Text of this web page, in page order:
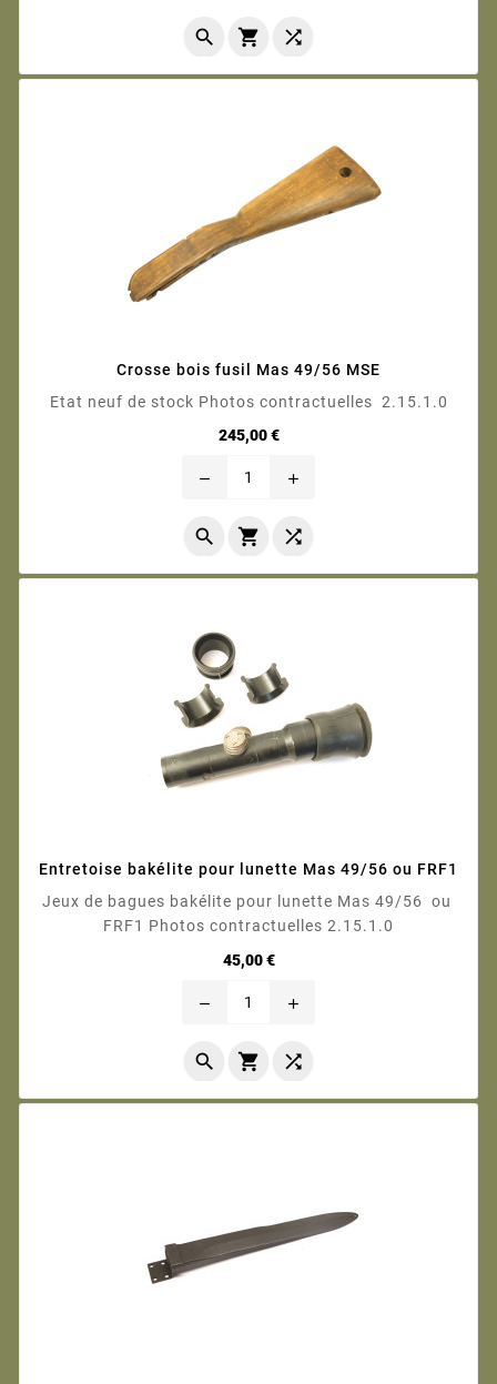
  
Crosse bois fusil Mas 49/56 MSE
Etat neuf de stock Photos contractuelles 2.15.1.0
245,00 €Prix
remove add
  
Entretoise bakélite pour lunette Mas 49/56 ou FRF1
Jeux de bagues bakélite pour lunette Mas 49/56 ou
FRF1 Photos contractuelles 2.15.1.0
45,00 €Prix
remove add
  